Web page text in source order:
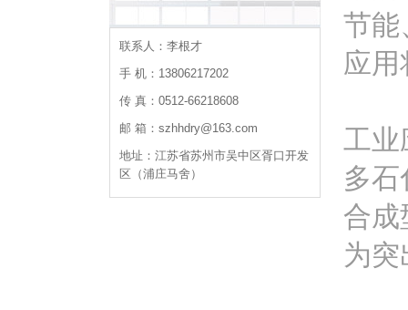
联系人：李根才
手 机：13806217202
传 真：0512-66218608
邮 箱：szhhdry@163.com
地址：江苏省苏州市吴中区胥口开发
区（浦庄马舍）
节能
应
工业
多
合成
为